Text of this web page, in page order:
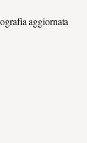
aggiornata